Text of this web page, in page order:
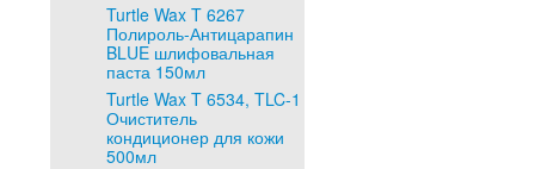
Turtle Wax T 6267
Полироль-Антицарапин
BLUE шлифовальная
паста 150мл
Turtle Wax T 6534, TLC-1
Очиститель
кондиционер для кожи
500мл